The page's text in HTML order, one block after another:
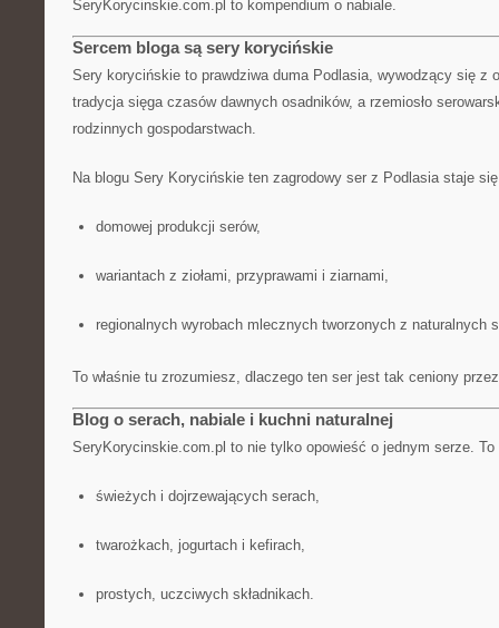
SeryKorycinskie.com.pl to kompendium o nabiale.
Sercem bloga są sery korycińskie
Sery korycińskie to prawdziwa duma Podlasia, wywodzący się z
tradycja sięga czasów dawnych osadników, a rzemiosło
rodzinnych gospodarstwach.
Na blogu Sery Korycińskie ten zagrodowy ser z Podlasia staje
domowej produkcji serów,
wariantach z ziołami, przyprawami i ziarnami,
regionalnych wyrobach mlecznych tworzonych z naturalnych
To właśnie tu zrozumiesz, dlaczego ten ser jest tak ceniony
Blog o serach, nabiale i kuchni naturalnej
SeryKorycinskie.com.pl to nie tylko opowieść o jednym serze.
świeżych i dojrzewających serach,
twarożkach, jogurtach i kefirach,
prostych, uczciwych składnikach.